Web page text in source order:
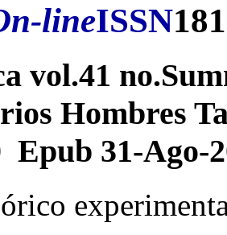
lineISSN
vol.41
Hombres
Epub 31-Ago-